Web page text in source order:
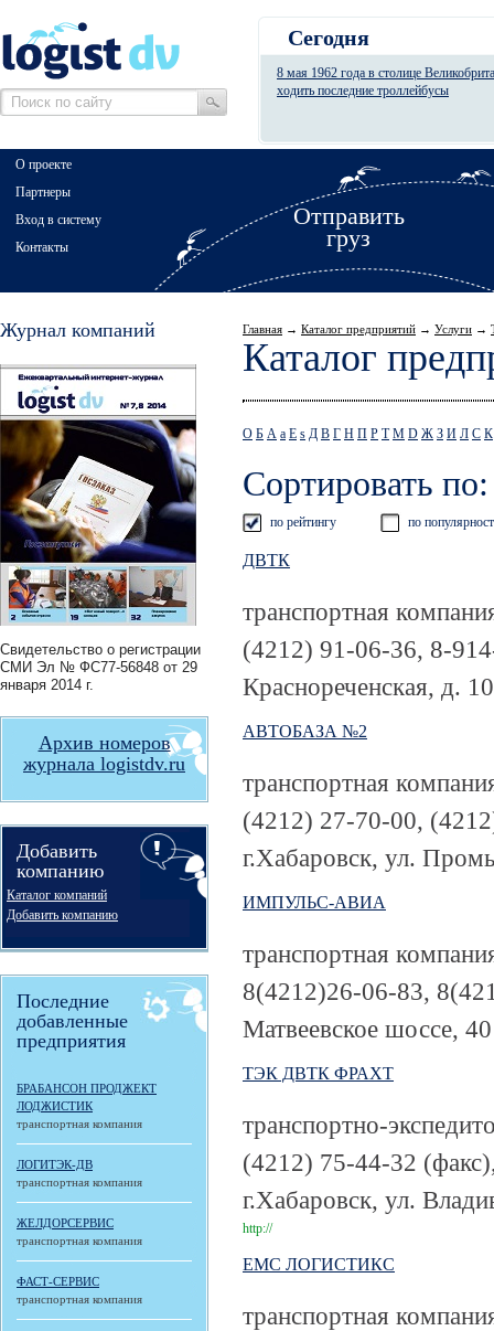
Сегодня
8 мая 1962 года в столице
ходить последние троллейбусы
Отправить
груз
О проекте
Партнеры
Вход в систему
Контакты
Журнал компаний
Свидетельство о регистрации
СМИ Эл № ФС77-56848 от 29
января 2014 г.
Архив номеров
журнала logistdv.ru
Добавить
компанию
Каталог компаний
Добавить компанию
Последние
добавленные
предприятия
БРАБАНСОН ПРОДЖЕКТ
ЛОДЖИСТИК
транспортная компания
ЛОГИТЭК-ДВ
транспортная компания
ЖЕЛДОРСЕРВИС
транспортная компания
ФАСТ-СЕРВИС
транспортная компания
Главная → Каталог предприятий → Услуги →
Каталог
О Б А a E s Д В Г Н П Р Т М D Ж З И Л С К
Сортировать по:
по рейтингу по
ДВТК
транспортная
(4212) 91-06-36, 8-
Краснореченская, д.
АВТОБАЗА №2
транспортная
(4212) 27-70-00,
г.Хабаровск, ул.
ИМПУЛЬС-АВИА
транспортная
8(4212)26-06-83,
Матвеевское шоссе, 40
ТЭК ДВТК ФРАХТ
транспортно-
(4212) 75-44-32
г.Хабаровск, ул.
http://
ЕМС ЛОГИСТИКС
транспортная